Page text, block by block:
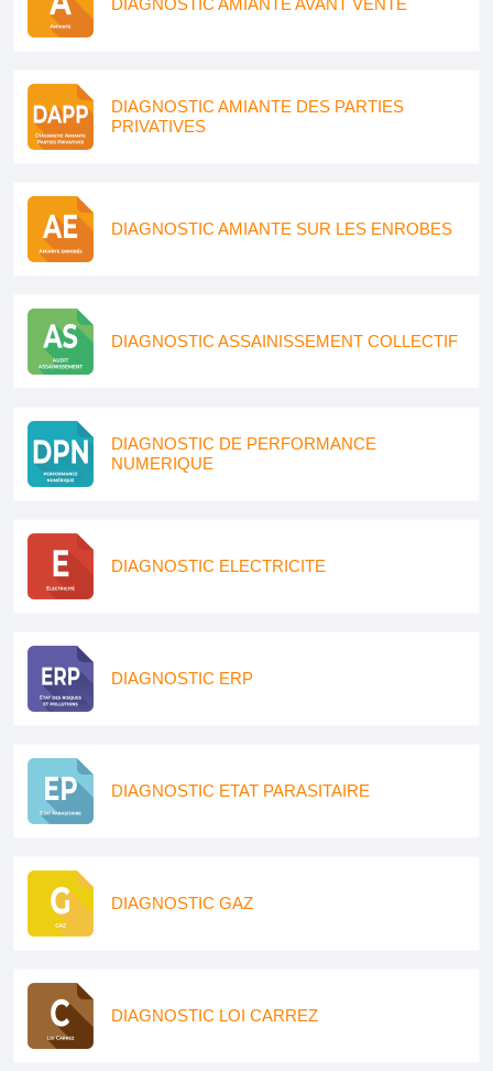
DIAGNOSTIC AMIANTE AVANT VENTE
DIAGNOSTIC AMIANTE DES PARTIES
PRIVATIVES
DIAGNOSTIC AMIANTE SUR LES ENROBES
DIAGNOSTIC ASSAINISSEMENT COLLECTIF
DIAGNOSTIC DE PERFORMANCE
NUMERIQUE
DIAGNOSTIC ELECTRICITE
DIAGNOSTIC ERP
DIAGNOSTIC ETAT PARASITAIRE
DIAGNOSTIC GAZ
DIAGNOSTIC LOI CARREZ